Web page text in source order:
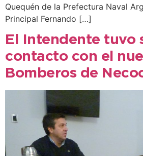
Quequén de la Prefectura Naval
Principal Fernando […]
El Intendente tuvo
contacto con el
Bomberos de